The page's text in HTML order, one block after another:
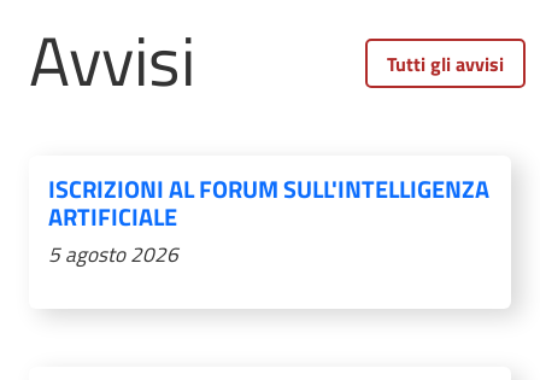
Avvisi
ISCRIZIONI AL FORUM SULL'INTELLIGENZA
ARTIFICIALE
5 agosto 2026
Tutti gli avvisi